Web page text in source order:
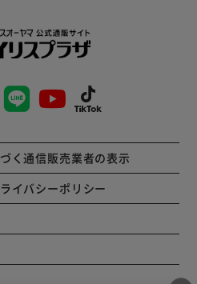
く通信販売業者の表示
イバシーポリシー